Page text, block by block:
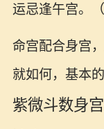
运忌逢午宫。
命宫配合身宫
就如何，基本
紫微斗数身